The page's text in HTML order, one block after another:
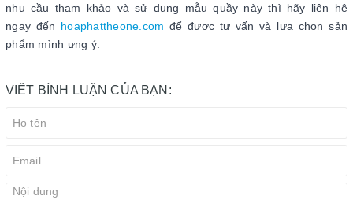
nhu cầu tham khảo và sử dụng mẫu quầy này thì hãy liên hệ
ngay đến hoaphattheone.com để được tư vấn và lựa chọn sản
phẩm mình ưng ý.
VIẾT BÌNH LUẬN CỦA BẠN: